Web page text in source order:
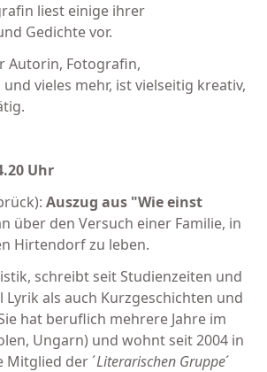
liest einige ihrer
Gedichte vor.
Autorin, Fotografin,
vieles mehr, ist vielseitig kreativ,
Uhr
Auszug aus "Wie einst
über den Versuch einer Familie, in
Hirtendorf zu leben.
schreibt seit Studienzeiten und
als auch Kurzgeschichten und
hat beruflich mehrere Jahre im
Ungarn) und wohnt seit 2004 in
Mitglied der ´Literarischen Gruppe´